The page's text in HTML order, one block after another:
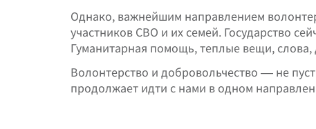
Однако, важнейшим направлением
участников СВО и их семей. Государство
Гуманитарная помощь, теплые вещи,
Волонтерство и добровольчество — не
продолжает идти с нами в одном